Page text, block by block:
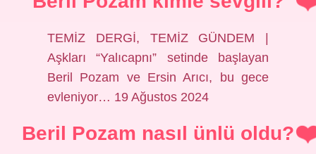
TEMİZ DERGİ, TEMİZ GÜNDEM |
Aşkları “Yalıcapnı” setinde başlayan
Beril Pozam ve Ersin Arıcı, bu gece
evleniyor… 19 Ağustos 2024
Beril Pozam nasıl ünlü oldu?